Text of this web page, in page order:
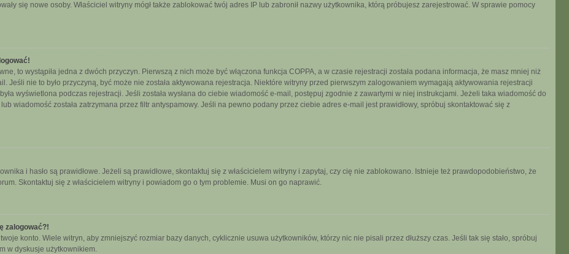
się nowe osoby. Właściciel witryny mógł także zablokować twój adres IP lub zabronił nazwy użytkownika, którą próbujesz zarejestrować. W sprawie pomocy
to wystąpiła jedna z dwóch przyczyn. Pierwszą z nich może być włączona funkcja COPPA, a w czasie rejestracji została podana informacja, że masz mniej niż
Jeśli nie to było przyczyną, być może nie została aktywowana rejestracja. Niektóre witryny przed pierwszym zalogowaniem wymagają aktywowania rejestracji
wyświetlona podczas rejestracji. Jeśli została wysłana do ciebie wiadomość e-mail, postępuj zgodnie z zawartymi w niej instrukcjami. Jeżeli taka wiadomość do
wiadomość została zatrzymana przez filtr antyspamowy. Jeśli na pewno podany przez ciebie adres e-mail jest prawidłowy, spróbuj skontaktować się z
i hasło są prawidłowe. Jeżeli są prawidłowe, skontaktuj się z właścicielem witryny i zapytaj, czy cię nie zablokowano. Istnieje też prawdopodobieństwo, że
Skontaktuj się z właścicielem witryny i powiadom go o tym problemie. Musi on go naprawić.
zalogować?!
konto. Wiele witryn, aby zmniejszyć rozmiar bazy danych, cyklicznie usuwa użytkowników, którzy nic nie pisali przez dłuższy czas. Jeśli tak się stało, spróbuj
w dyskusje użytkownikiem.